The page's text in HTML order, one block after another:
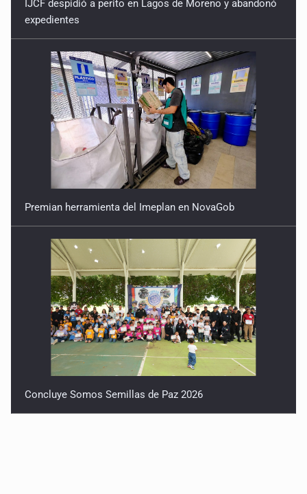
IJCF despidió a perito en Lagos de Moreno y abandonó
expedientes
Premian herramienta del Imeplan en NovaGob
Concluye Somos Semillas de Paz 2026